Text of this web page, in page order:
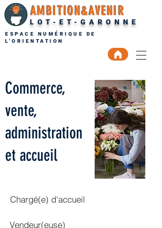
AMBITION&AVENIR
LOT-ET-GARONNE
ESPACE NUMÉRIQUE DE
L'ORIENTATION
Commerce,
vente,
administration
et accueil
Chargé(e) d'accueil
Vendeur(euse)